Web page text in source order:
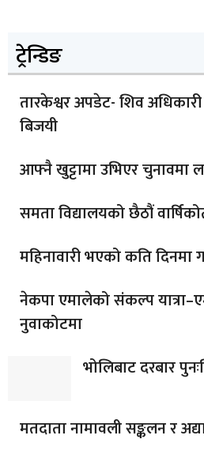
ट्रेन्डिङ
तारकेश्वर अपडेट- शिव
बिजयी
आफ्नै खुट्टामा उभिएर चुनावमा
समता विद्यालयको छैठौं
महिनावारी भएको कति दिनमा
नेकपा एमालेको संकल्प
नुवाकोटमा
भोलिबाट दरबार
मतदाता नामावली सङ्कलन र